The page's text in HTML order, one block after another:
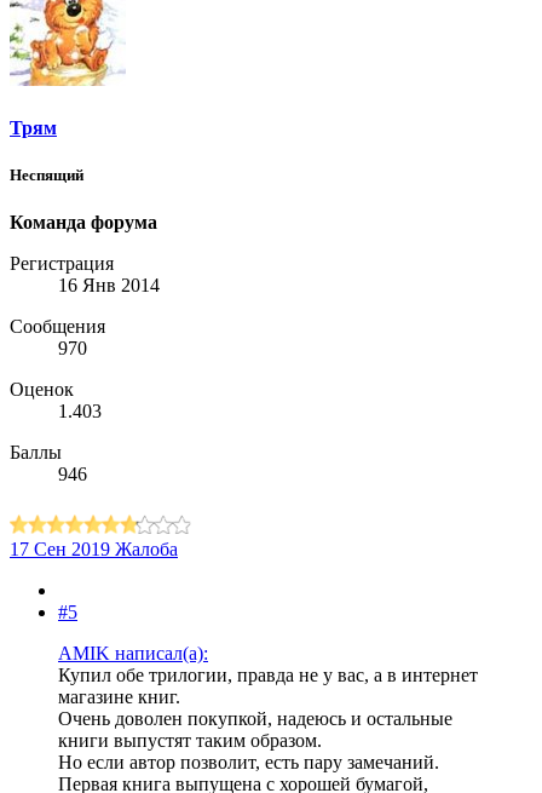
Трям
Неспящий
Команда форума
Регистрация
16 Янв 2014
Сообщения
970
Оценок
1.403
Баллы
946
17 Сен 2019 Жалоба
#5
AMIK написал(а):
Купил обе трилогии, правда не у вас, а в интернет
магазине книг.
Очень доволен покупкой, надеюсь и остальные
книги выпустят таким образом.
Но если автор позволит, есть пару замечаний.
Первая книга выпущена с хорошей бумагой,